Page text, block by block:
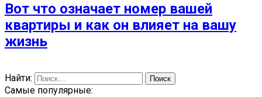
Вот что означает номер вашей
квартиры и как он влияет на вашу
жизнь
Найти:
Самые популярные: